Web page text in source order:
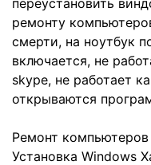
переустановить
ремонту
смерти, на ноутбук
включается, не
skype, не работает
открываются
Ремонт
Установка Windows